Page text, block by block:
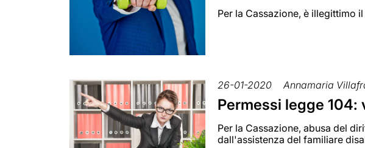
Per la Cassazione, è illegittimo
26-01-2020 Annamaria
Permessi legge 104:
Per la Cassazione, abusa del
dall'assistenza del familiare